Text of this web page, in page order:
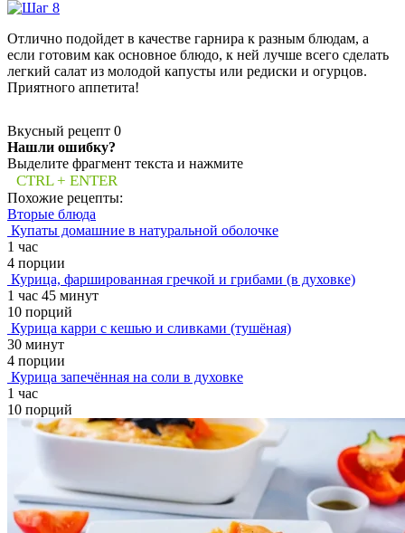
Отлично подойдет в качестве гарнира к разным блюдам, а
если готовим как основное блюдо, к ней лучше всего сделать
легкий салат из молодой капусты или редиски и огурцов.
Приятного аппетита!
Вкусный рецепт 0
Нашли ошибку?
Выделите фрагмент текста и нажмите
CTRL + ENTER
Похожие рецепты:
Вторые блюда
Купаты домашние в натуральной оболочке
1 час
4 порции
Курица, фаршированная гречкой и грибами (в духовке)
1 час 45 минут
10 порций
Курица карри с кешью и сливками (тушёная)
30 минут
4 порции
Курица запечённая на соли в духовке
1 час
10 порций